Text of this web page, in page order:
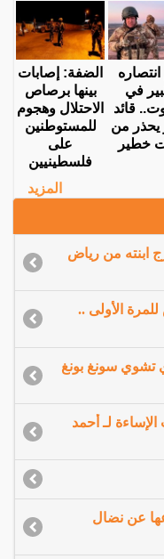
في
قائد
يحذر من
خطير
الضفة: إصابات
بينها برصاص
الاحتلال وهجوم
للمستوطنين
على
فلسطينيين
المزيد
ابنته من رياض
الأولى ..
تشوي سونغ بونغ
بسبب الإساءة لـ أحمد
عن نضال